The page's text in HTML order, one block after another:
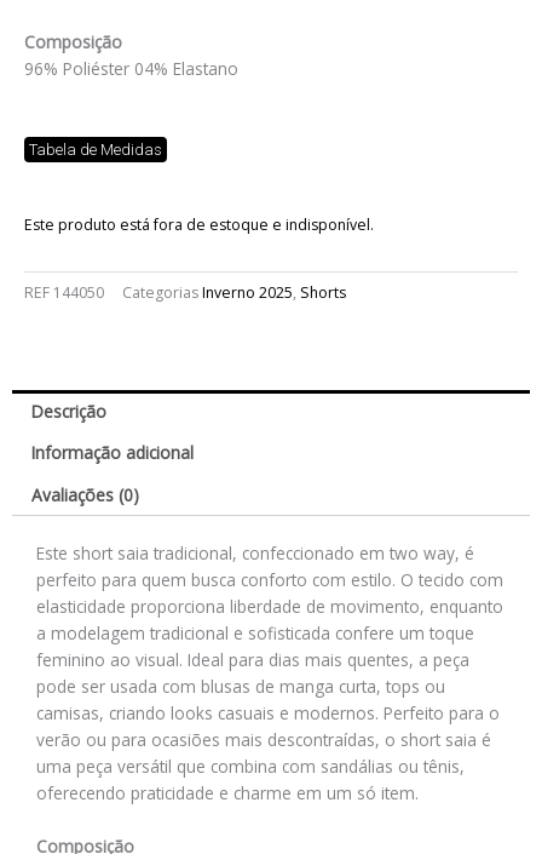
Composição
96% Poliéster 04% Elastano
Tabela de Medidas
Este produto está fora de estoque e indisponível.
REF 144050 CategoriasInverno 2025, Shorts
Descrição
Informação adicional
Avaliações (0)
Este short saia tradicional, confeccionado em two way, é
perfeito para quem busca conforto com estilo. O tecido com
elasticidade proporciona liberdade de movimento, enquanto
a modelagem tradicional e sofisticada confere um toque
feminino ao visual. Ideal para dias mais quentes, a peça
pode ser usada com blusas de manga curta, tops ou
camisas, criando looks casuais e modernos. Perfeito para o
verão ou para ocasiões mais descontraídas, o short saia é
uma peça versátil que combina com sandálias ou tênis,
oferecendo praticidade e charme em um só item.
Composição